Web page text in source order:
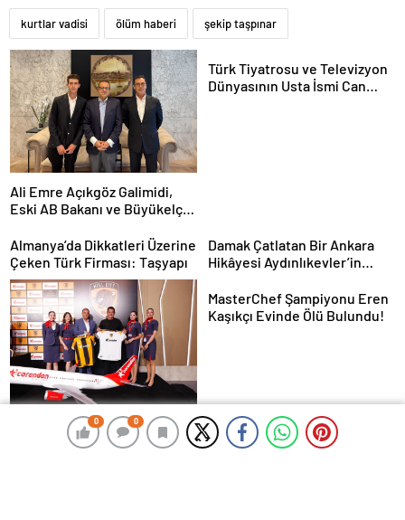
0 0
0 0
kurtlar vadisi ölüm haberi şekip taşpınar
Ali Emre Açıkgöz Galimidi,
Eski AB Bakanı ve Büyükelçi
Geldi
Türk Tiyatrosu ve Televizyon
Dünyasının Usta İsmi Can
Almanya’da Dikkatleri Üzerine
Çeken Türk Firması: Taşyapı
Damak Çatlatan Bir Ankara
Hikâyesi Aydınlıkevler’in
Corendon Airlines, Hull
City’nin Premier Lig
MasterChef Şampiyonu Eren
Kaşıkçı Evinde Ölü Bulundu!